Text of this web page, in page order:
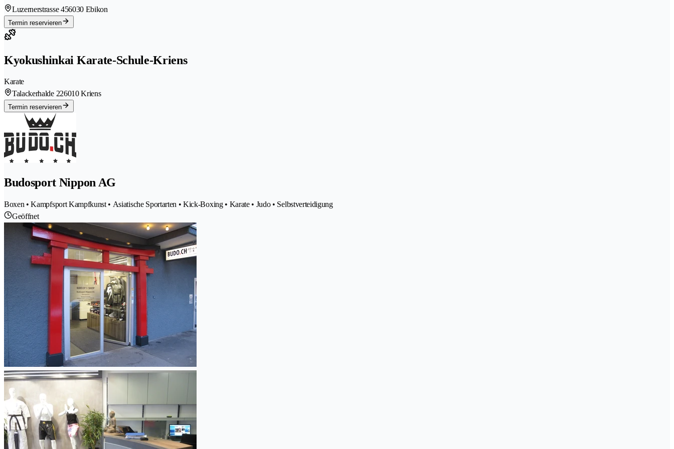
Luzernerstrasse 456030 Ebikon
Termin reservieren
Kyokushinkai Karate-Schule-Kriens
Karate
Talackerhalde 226010 Kriens
Termin reservieren
Budosport Nippon AG
Boxen • Kampfsport Kampfkunst • Asiatische Sportarten • Kick-Boxing • Karate • Judo • Selbstverteidigung
Geöffnet